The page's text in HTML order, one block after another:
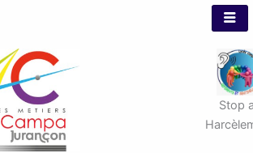
Stop